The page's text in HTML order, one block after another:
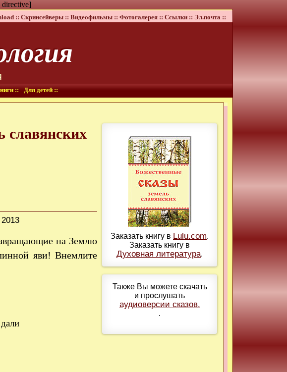
directive]
:: Скринсейверы :: Видеофильмы :: Фотогалерея :: Ссылки :: Эл.почта ::
:: Для детей ::
Заказать книгу в Lulu.com.
Заказать книгу в
Духовная литература.
Также Вы можете скачать
и прослушать
аудиоверсии сказов.
.
славянских
на Землю
яви! Внемлите